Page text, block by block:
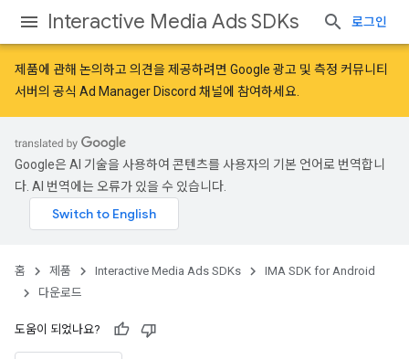
Interactive Media Ads SDKs 로그인
제품에 관해 논의하고 의견을 제공하려면 Google 광고 및 측정 커뮤니티
서버의 공식 Ad Manager Discord 채널에 참여하세요.
Google은 AI 기술을 사용하여 콘텐츠를 사용자의 기본 언어로 번역합니
다. AI 번역에는 오류가 있을 수 있습니다.
홈 제품 Interactive Media Ads SDKs
IMA SDK for Android
다운로드
도움이 되었나요?